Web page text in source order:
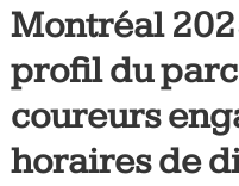
et
Montréal
profil du
coureurs
horaires de